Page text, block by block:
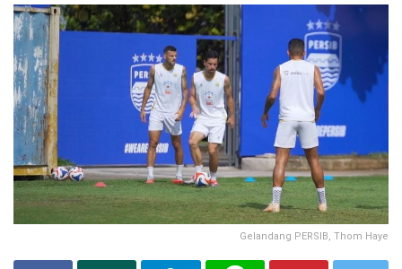
Gelandang PERSIB, Thom Haye